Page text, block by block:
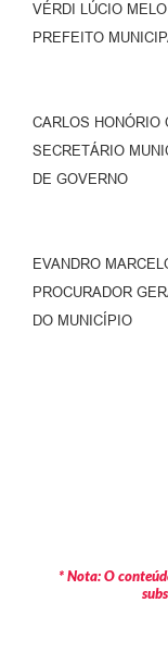
VÉRDI LÚCIO MELO
PREFEITO
CARLOS HONÓRIO
SECRETÁRIO
DE GOVERNO
EVANDRO
PROCURADOR
DO MUNICÍPIO
* Nota: O